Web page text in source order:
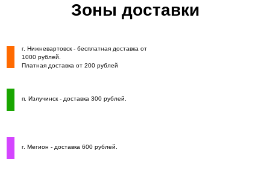
Зоны доставки
г. Мегион - доставка 600 рублей.
п. Излучинск - доставка 300 рублей.
г. Нижневартовск - бесплатная доставка от
1000 рублей.
Платная доставка от 200 рублей